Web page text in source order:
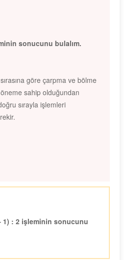
sonucunu bulalım.
göre çarpma ve bölme
sahip olduğundan
sırayla işlemleri
1) : 2 işleminin sonucunu